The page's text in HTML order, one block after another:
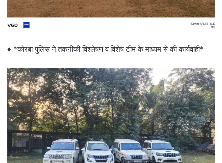
♦️ *कोरबा पुलिस ने तकनीकी विश्लेषण व विशेष टीम के माध्यम से की कार्यवाही*